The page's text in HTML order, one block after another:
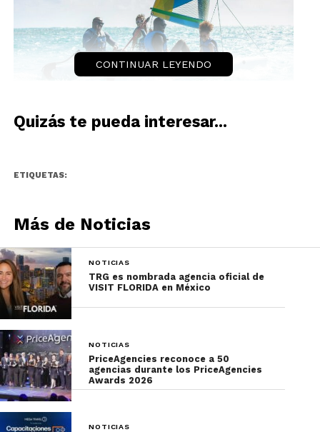
próximos, el resort Club Med Ixtapa pausará su
verano e invierno. Paralelamente enfocará las
tráfico de visitantes durante esta temporada hacia
la propiedad del Caribe.
CONTINUAR LEYENDO
Quizás te pueda interesar...
ETIQUETAS:
Más de Noticias
NOTICIAS
TRG es nombrada agencia oficial de
VISIT FLORIDA en México
NOTICIAS
PriceAgencies reconoce a 50
agencias durante los PriceAgencies
Awards 2026
NOTICIAS